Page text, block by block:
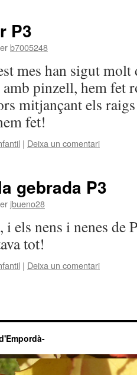
P3
b7005248
mes han sigut
pinzell, hem fet
mitjançant els
fet!
| Deixa un comentari
gebrada P3
jbueno28
els nens i nenes de
tot!
| Deixa un comentari